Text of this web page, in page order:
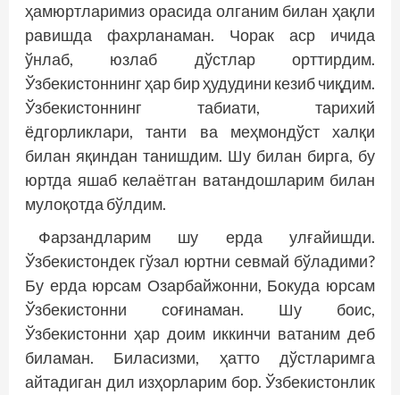
ҳамюртларимиз орасида олганим билан ҳақли
равишда фахрланаман. Чорак аср ичида
ўнлаб, юзлаб дўстлар орттирдим.
Ўзбекистоннинг ҳар бир ҳудудини кезиб чиқдим.
Ўзбекистоннинг табиати, тарихий
ёдгорликлари, танти ва меҳмондўст халқи
билан яқиндан танишдим. Шу билан бирга, бу
юртда яшаб келаётган ватандошларим билан
мулоқотда бўлдим.
Фарзандларим шу ерда улғайишди.
Ўзбекистондек гўзал юртни севмай бўладими?
Бу ерда юрсам Озарбайжонни, Бокуда юрсам
Ўзбекистонни соғинаман. Шу боис,
Ўзбекистонни ҳар доим иккинчи ватаним деб
биламан. Биласизми, ҳатто дўстларимга
айтадиган дил изҳорларим бор. Ўзбекистонлик